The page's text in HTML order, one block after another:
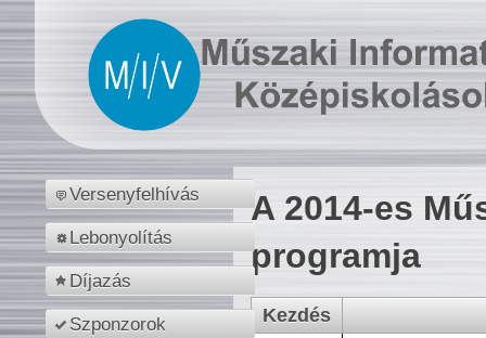
Versenyfelhívás
Lebonyolítás
Díjazás
Szponzorok
A 2014-es
programja
Kezdés